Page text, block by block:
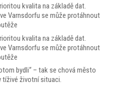
kvalita na základě dat.
Varnsdorfu se může protáhnout
kvalita na základě dat.
Varnsdorfu se může protáhnout
bydli“ – tak se chová město
tíživé životní situaci.